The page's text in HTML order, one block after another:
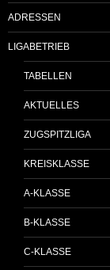
ADRESSEN
LIGABETRIEB
TABELLEN
AKTUELLES
ZUGSPITZLIGA
KREISKLASSE
A-KLASSE
B-KLASSE
C-KLASSE